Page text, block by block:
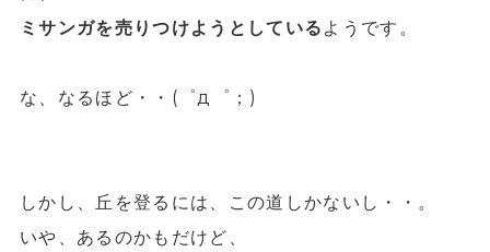
ミサンガを売りつけようとしている ようです。
な、なるほど・・(゜д゜；)
しかし、丘を登るには、この道しかないし・・。
いや、あるのかもだけど、